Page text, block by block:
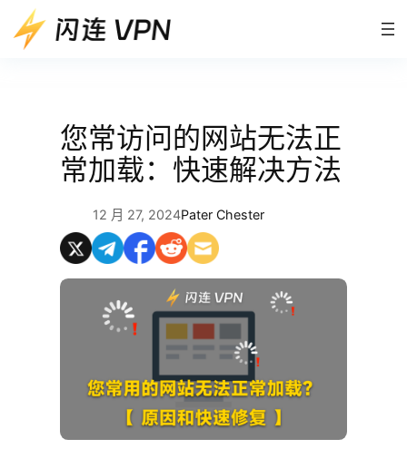
至
您常访问的网站无法正
常加载：快速解决方法
12 月 27, 2024Pater Chester